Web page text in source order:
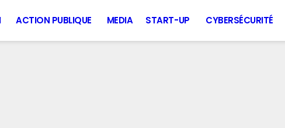
ACTION PUBLIQUE MEDIA START-UP CYBERSÉCURITÉ